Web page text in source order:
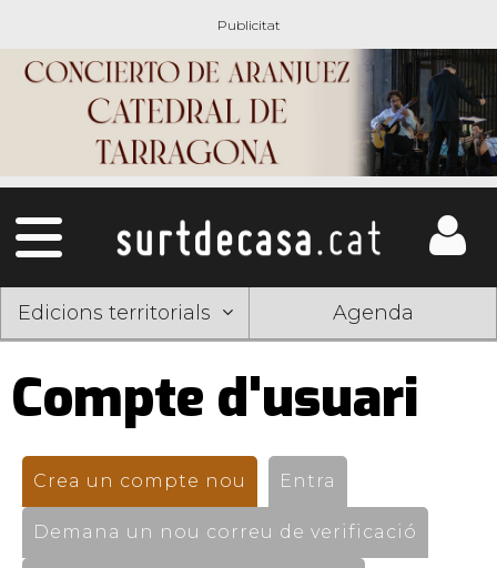
Edicions territorials Agenda
Compte d'usuari
Pestanyes
primàries
Crea un compte nou (pestanya activa)
Entra
Demana un nou correu de verificació